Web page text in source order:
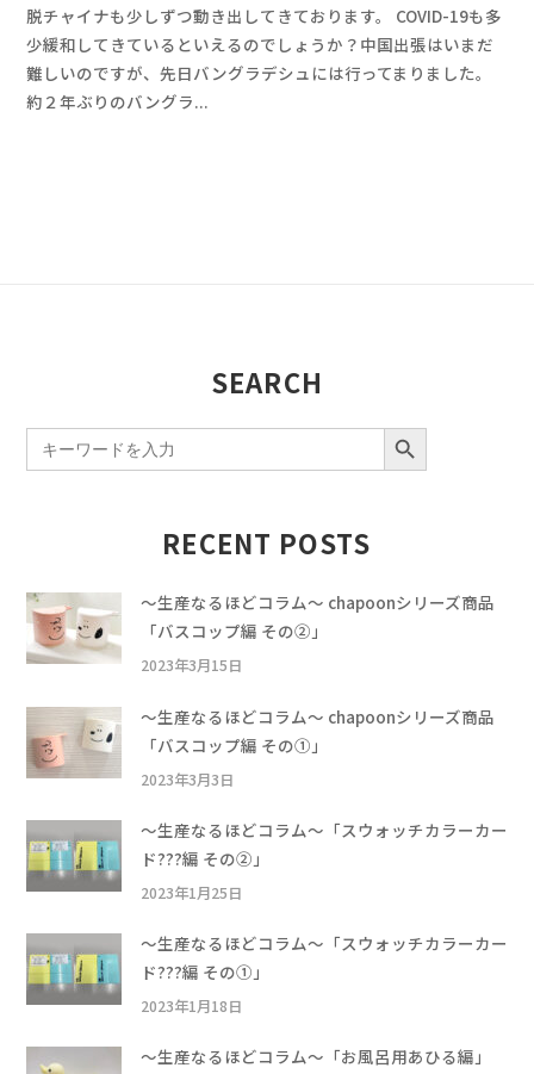
a
d
m
i
件
の
コ
メ
脱チャイナも少しずつ動き出してきております。 COVID-19も多
少緩和してきているといえるのでしょうか？中国出張はいまだ
難しいのですが、先日バングラデシュには行ってまりました。
約２年ぶりのバングラ...
SEARCH
Search
for:
SEARCH BUTTON
RECENT POSTS
〜生産なるほどコラム〜 chapoonシリーズ商品
「バスコップ編 その②」
2023年3月15日
〜生産なるほどコラム〜 chapoonシリーズ商品
「バスコップ編 その①」
2023年3月3日
〜生産なるほどコラム〜「スウォッチカラーカー
ド???編 その②」
2023年1月25日
〜生産なるほどコラム〜「スウォッチカラーカー
ド???編 その①」
2023年1月18日
〜生産なるほどコラム〜「お風呂用あひる編」